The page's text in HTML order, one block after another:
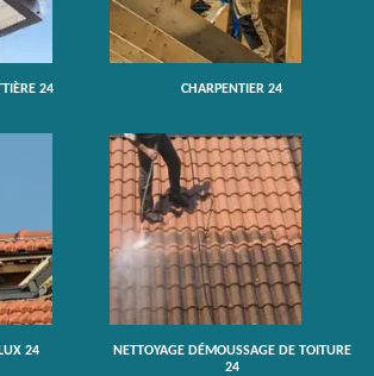
24 CHARPENTIER 24
24
NETTOYAGE DÉMOUSSAGE DE TOITURE
24